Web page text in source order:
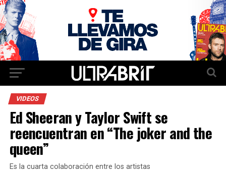
VIDEOS
Ed Sheeran y Taylor Swift se
reencuentran en “The joker and the
queen”
Es la cuarta colaboración entre los artistas